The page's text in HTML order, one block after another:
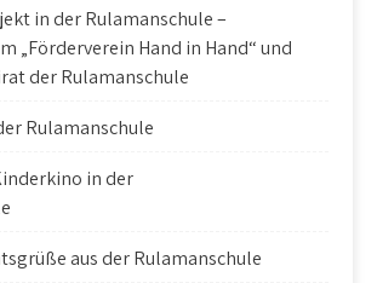
in der Rulamanschule –
„Förderverein Hand in Hand“ und
der Rulamanschule
Rulamanschule
in der
aus der Rulamanschule